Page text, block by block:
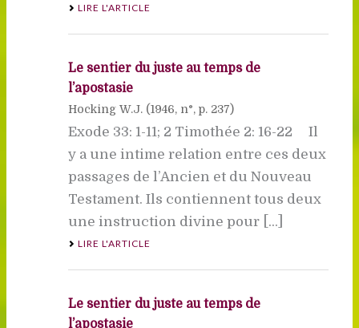
LIRE L'ARTICLE
Le sentier du juste au temps de
l’apostasie
Hocking W.J. (1946, n°, p. 237)
Exode 33: 1-11; 2 Timothée 2: 16-22 Il
y a une intime relation entre ces deux
passages de l’Ancien et du Nouveau
Testament. Ils contiennent tous deux
une instruction divine pour [...]
LIRE L'ARTICLE
Le sentier du juste au temps de
l’apostasie